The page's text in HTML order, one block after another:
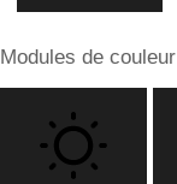
Modules de couleur